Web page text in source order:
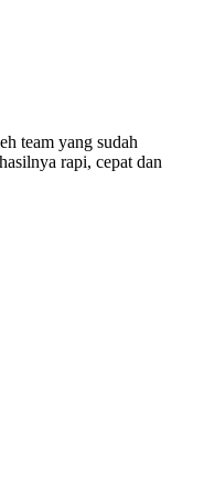
team yang sudah
rapi, cepat dan